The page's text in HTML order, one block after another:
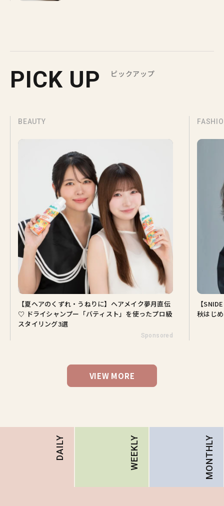
PICK UP ピックアップ
BEAUTY
【夏ヘアのくずれ・うねりに】ヘアメイク夢月直伝
♡ ドライシャンプー「バティスト」を使ったプロ級
スタイリング3選
Sponsored
【
秋はじ
VIEW MORE
DAILY WEEKLY MONTHLY